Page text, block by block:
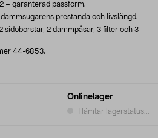
Onlinelager
Hämtar lagerstatus...
– garanterad passform.
prestanda och livslängd.
sidoborstar, 2 dammpåsar, 3 filter och 3
44-6853.